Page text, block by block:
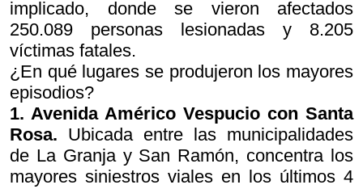
implicado, donde se vieron afectados
250.089 personas lesionadas y 8.205
víctimas fatales.
¿En qué lugares se produjeron los mayores
episodios?
1. Avenida Américo Vespucio con Santa
Rosa. Ubicada entre las municipalidades
de La Granja y San Ramón, concentra los
mayores siniestros viales en los últimos 4